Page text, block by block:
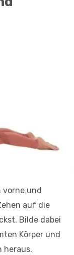
vorne und
auf die
Bilde dabei
Körper und
heraus.